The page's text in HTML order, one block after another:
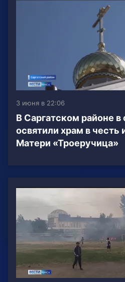
3 июня в 22:06
В Саргатском районе в
освятили храм в
Матери «Троеручица»